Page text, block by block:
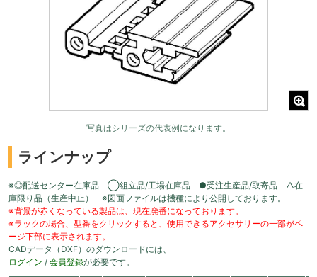
写真はシリーズの代表例になります。
ラインナップ
※◎配送センター在庫品 ◯組立品/工場在庫品 ●受注生産品/取寄品 △在
庫限り品（生産中止） ※図面ファイルは機種により公開しております。
※背景が赤くなっている製品は、現在廃番になっております。
※ラックの場合、型番をクリックすると、使用できるアクセサリーの一部がペ
ージ下部に表示されます。
CADデータ（DXF）のダウンロードには、
ログイン / 会員登録が必要です。